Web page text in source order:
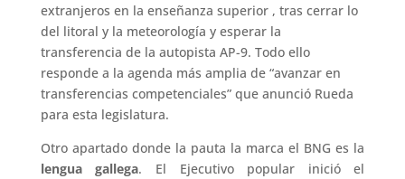
extranjeros en la enseñanza superior , tras cerrar lo
del litoral y la meteorología y esperar la
transferencia de la autopista AP-9. Todo ello
responde a la agenda más amplia de “avanzar en
transferencias competenciales” que anunció Rueda
para esta legislatura.
Otro apartado donde la pauta la marca el BNG es la
lengua gallega. El Ejecutivo popular inició el